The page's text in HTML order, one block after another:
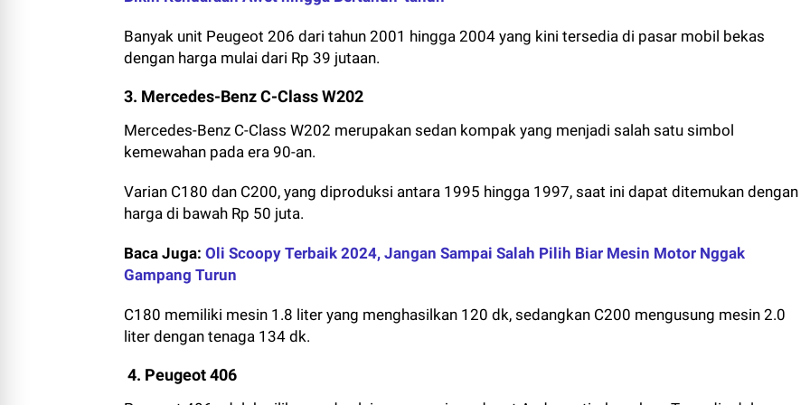
Banyak unit Peugeot 206 dari tahun 2001 hingga 2004 yang kini tersedia di pasar mobil bekas
dengan harga mulai dari Rp 39 jutaan.
3. Mercedes-Benz C-Class W202
Mercedes-Benz C-Class W202 merupakan sedan kompak yang menjadi salah satu simbol
kemewahan pada era 90-an.
Varian C180 dan C200, yang diproduksi antara 1995 hingga 1997, saat ini dapat ditemukan dengan
harga di bawah Rp 50 juta.
Baca Juga: Oli Scoopy Terbaik 2024, Jangan Sampai Salah Pilih Biar Mesin Motor Nggak
Gampang Turun
C180 memiliki mesin 1.8 liter yang menghasilkan 120 dk, sedangkan C200 mengusung mesin 2.0
liter dengan tenaga 134 dk.
4. Peugeot 406